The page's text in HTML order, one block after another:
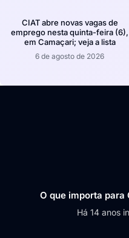
CIAT abre novas vagas de
emprego nesta quinta-feira (6),
em Camaçari; veja a lista
6 de agosto de 2026
O que importa
Há 14 anos